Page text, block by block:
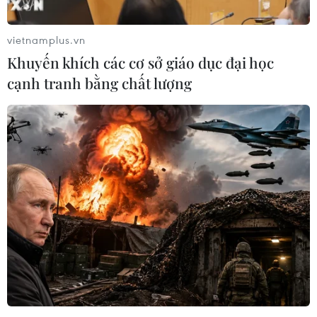
Lãnh đạo các nước BRICS kêu gọi cải cách
các thể chế toàn cầu
07/07/2025 04:52
Lãnh đạo các nước BRICS thúc đẩy cải cách thể chế
toàn cầu, đề xuất hợp tác đa phương, AI an toàn, và
thúc đẩy phát triển bền vững trong hội nghị Brazil.
vietnamplus.vn
Khuyến khích các cơ sở giáo dục đại học
cạnh tranh bằng chất lượng